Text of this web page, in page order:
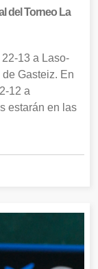
del Torneo La
13 a Laso-
Gasteiz. En
12 a
estarán en las